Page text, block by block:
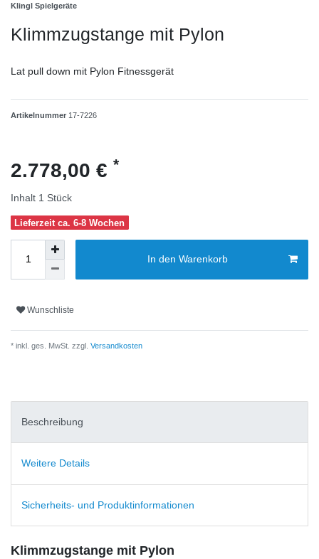
Klingl Spielgeräte
Klimmzugstange mit Pylon
Lat pull down mit Pylon Fitnessgerät
Artikelnummer 17-7226
2.778,00 € *
Inhalt 1 Stück
Lieferzeit ca. 6-8 Wochen
In den Warenkorb
Wunschliste
* inkl. ges. MwSt. zzgl. Versandkosten
Beschreibung
Weitere Details
Sicherheits- und Produktinformationen
Klimmzugstange mit Pylon